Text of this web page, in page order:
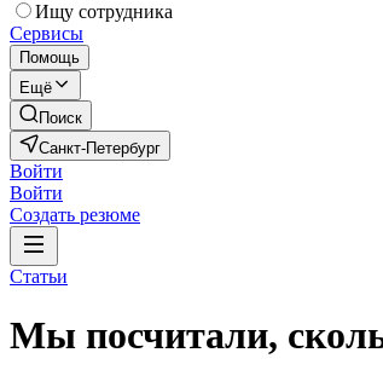
Ищу сотрудника
Сервисы
Помощь
Ещё
Поиск
Санкт-Петербург
Войти
Войти
Создать резюме
Статьи
Мы посчитали,